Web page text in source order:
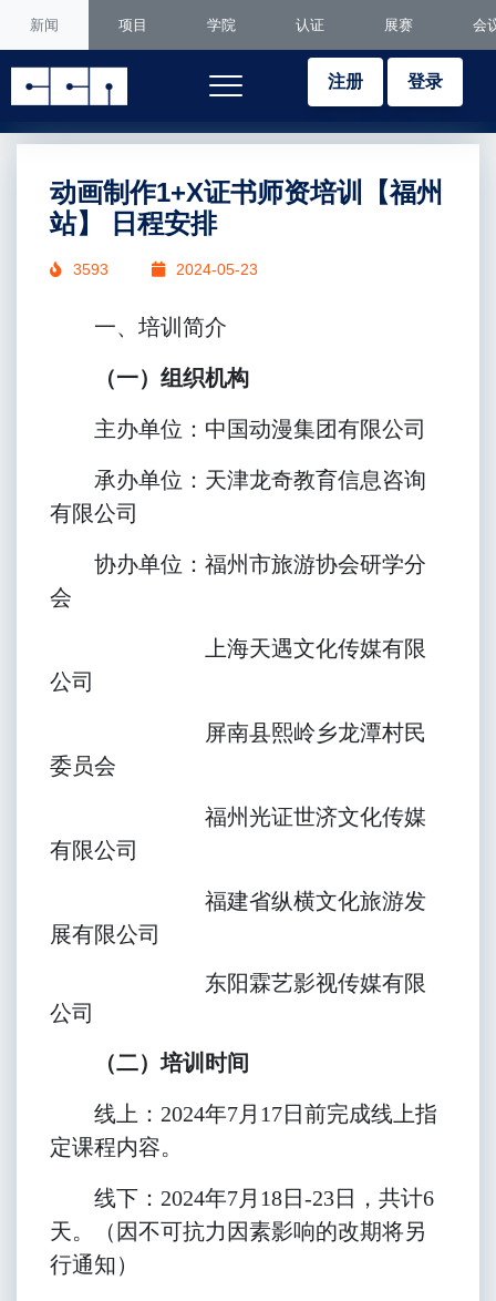
新闻 项目 学院 认证 展赛 会
注册 登录
动画制作1+X证书师资培训【福州
站】 日程安排
3593 2024-05-23
一、培训简介
（一）组织机构
主办单位：中国动漫集团有限公司
承办单位：天津龙奇教育信息咨询
有限公司
协办单位：福州市旅游协会研学分
会
上海天遇文化传媒有限
公司
屏南县熙岭乡龙潭村民
委员会
福州光证世济文化传媒
有限公司
福建省纵横文化旅游发
展有限公司
东阳霖艺影视传媒有限
公司
（二）培训时间
线上：2024年7月17日前完成线上指
定课程内容。
线下：2024年7月18日-23日，共计6
天。（因不可抗力因素影响的改期将另
行通知）